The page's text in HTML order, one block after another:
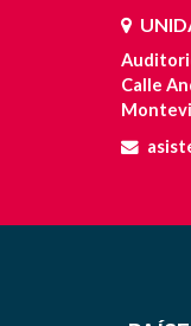
Calle